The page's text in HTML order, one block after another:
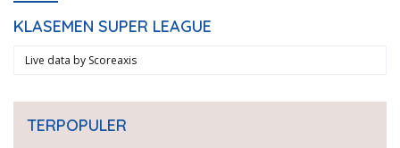
KLASEMEN SUPER LEAGUE
Live data by Scoreaxis
TERPOPULER